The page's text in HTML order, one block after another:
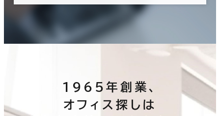
制震・免震構造
駐車場設備あり
1965年創業、
オフィス探しは